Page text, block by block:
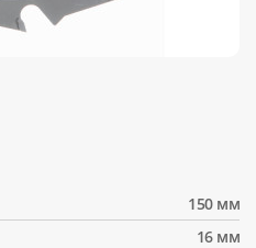
150 мм
16 мм